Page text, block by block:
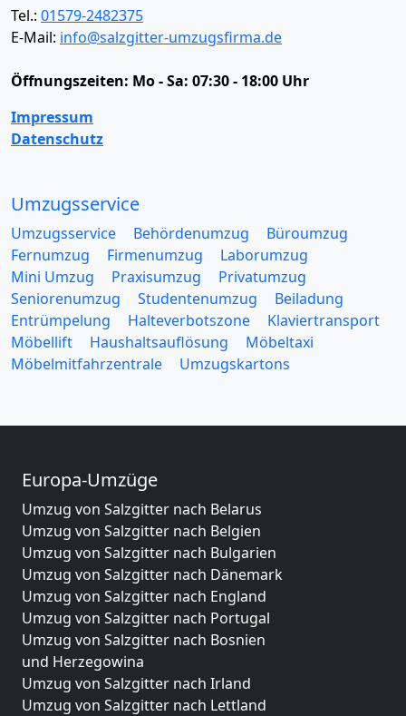
Tel.: 01579-2482375
E-Mail: info@salzgitter-umzugsfirma.de
Öffnungszeiten: Mo - Sa: 07:30 - 18:00 Uhr
Impressum
Datenschutz
Umzugsservice
Umzugsservice Behördenumzug
Büroumzug
Fernumzug
Firmenumzug
Laborumzug
Mini Umzug
Praxisumzug
Privatumzug
Seniorenumzug
Studentenumzug
Beiladung
Entrümpelung
Halteverbotszone
Klaviertransport
Möbellift
Haushaltsauflösung
Möbeltaxi
Möbelmitfahrzentrale
Umzugskartons
Europa-Umzüge
Umzug von Salzgitter nach Belarus
Umzug von Salzgitter nach Belgien
Umzug von Salzgitter nach Bulgarien
Umzug von Salzgitter nach Dänemark
Umzug von Salzgitter nach England
Umzug von Salzgitter nach Portugal
Umzug von Salzgitter nach Bosnien
und Herzegowina
Umzug von Salzgitter nach Irland
Umzug von Salzgitter nach Lettland